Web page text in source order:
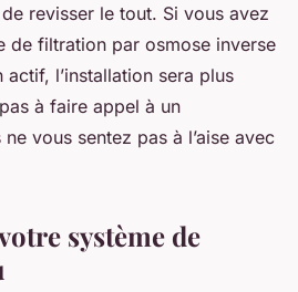
revisser le tout. Si vous avez
de filtration par osmose inverse
l’installation sera plus
à faire appel à un
vous sentez pas à l’aise avec
système de